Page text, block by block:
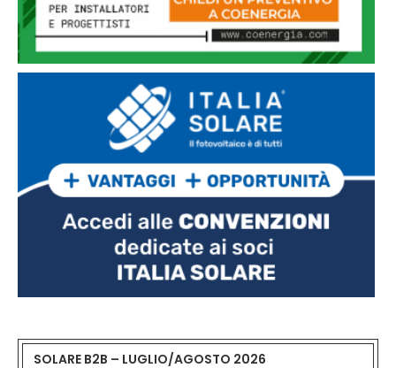
SOLARE B2B – LUGLIO/AGOSTO 2026